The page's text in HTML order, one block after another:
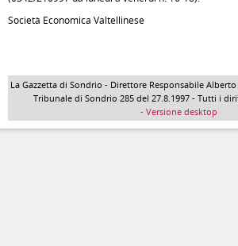
Società Economica Valtellinese
La Gazzetta di Sondrio - Direttore Responsabile
Tribunale di Sondrio 285 del 27.8.1997 - Tutti i
- Versione desktop